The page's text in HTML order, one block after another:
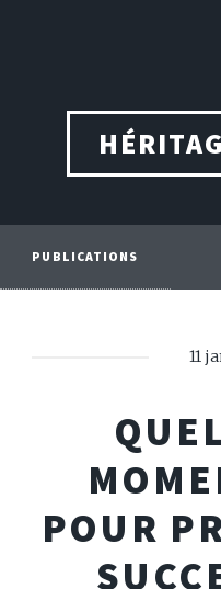
PUBLICATIONS
11
POUR